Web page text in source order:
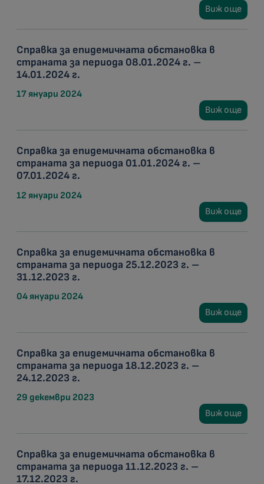
Виж още
Справка за епидемичната обстановка в
страната за периода 08.01.2024 г. –
14.01.2024 г.
17 януари 2024
Виж още
Справка за епидемичната обстановка в
страната за периода 01.01.2024 г. –
07.01.2024 г.
12 януари 2024
Виж още
Справка за епидемичната обстановка в
страната за периода 25.12.2023 г. –
31.12.2023 г.
04 януари 2024
Виж още
Справка за епидемичната обстановка в
страната за периода 18.12.2023 г. –
24.12.2023 г.
29 декември 2023
Виж още
Справка за епидемичната обстановка в
страната за периода 11.12.2023 г. –
17.12.2023 г.